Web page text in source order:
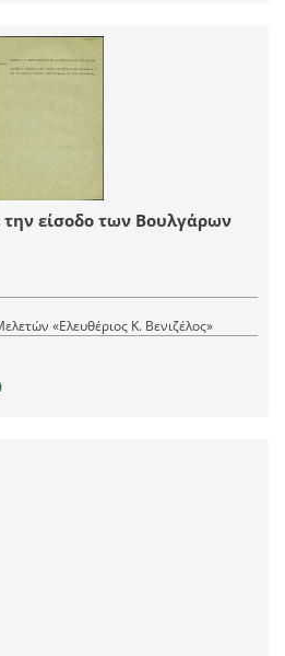
είσοδο των Βουλγάρων
«Ελευθέριος Κ. Βενιζέλος»